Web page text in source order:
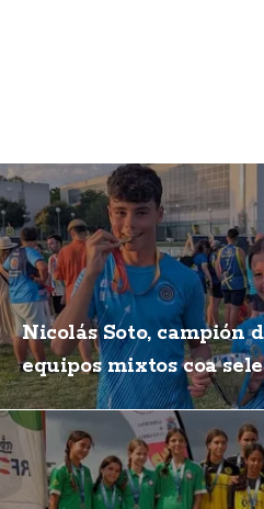
Nicolás Soto, campión
equipos mixtos coa